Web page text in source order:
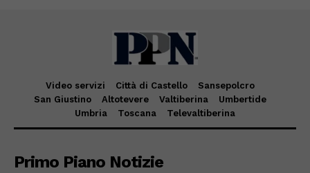
Video servizi Città di Castello
Sansepolcro
San Giustino
Altotevere Valtiberina
Umbertide
Umbria
Toscana Televaltiberina
Primo Piano Notizie